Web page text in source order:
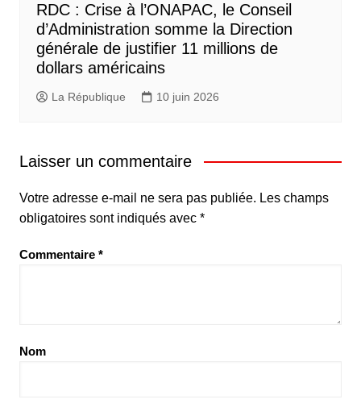
RDC : Crise à l’ONAPAC, le Conseil
d’Administration somme la Direction
générale de justifier 11 millions de
dollars américains
La République 10 juin 2026
Laisser un commentaire
Votre adresse e-mail ne sera pas publiée. Les champs
obligatoires sont indiqués avec *
Commentaire *
Nom